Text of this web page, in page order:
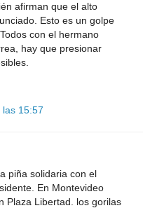
afirman que el alto
Esto es un golpe
con el hermano
hay que presionar
15:57
piña solidaria con el
En Montevideo
Plaza Libertad. los gorilas